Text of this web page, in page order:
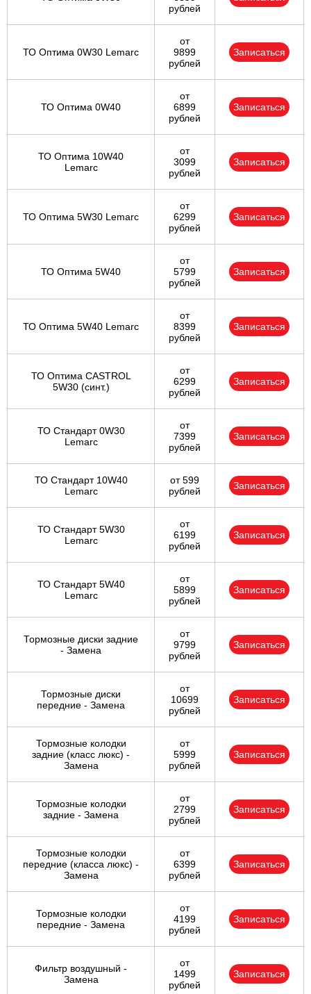
рублей
ТО Оптима 0W30 Lemarc
от
9899
рублей
Записаться
ТО Оптима 0W40
от
6899
рублей
Записаться
ТО Оптима 10W40
Lemarc
от
3099
рублей
Записаться
ТО Оптима 5W30 Lemarc
от
6299
рублей
Записаться
ТО Оптима 5W40
от
5799
рублей
Записаться
ТО Оптима 5W40 Lemarc
от
8399
рублей
Записаться
ТО Оптима CASTROL
5W30 (синт.)
от
6299
рублей
Записаться
ТО Стандарт 0W30
Lemarc
от
7399
рублей
Записаться
ТО Стандарт 10W40
Lemarc
от 599
рублей
Записаться
ТО Стандарт 5W30
Lemarc
от
6199
рублей
Записаться
ТО Стандарт 5W40
Lemarc
от
5899
рублей
Записаться
Тормозные диски задние
- Замена
от
9799
рублей
Записаться
Тормозные диски
передние - Замена
от
10699
рублей
Записаться
Тормозные колодки
задние (класс люкс) -
Замена
от
5999
рублей
Записаться
Тормозные колодки
задние - Замена
от
2799
рублей
Записаться
Тормозные колодки
передние (класса люкс) -
Замена
от
6399
рублей
Записаться
Тормозные колодки
передние - Замена
от
4199
рублей
Записаться
Фильтр воздушный -
Замена
от
1499
рублей
Записаться